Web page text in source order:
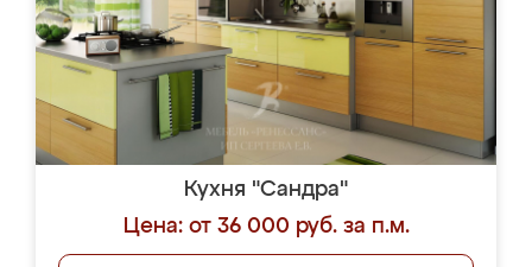
Кухня "Сандра"
Цена: от 36 000 руб. за п.м.